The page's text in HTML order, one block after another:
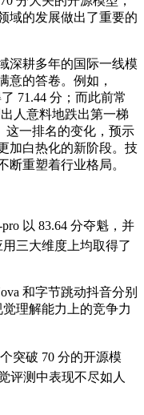
域的发展做出了重要的
深耕多年的国际一线模
意的答卷。例如，
71.44 分；而此前常
出人意料地跌出第一梯
这一排名的变化，预示
加白热化的新阶段。技
断重塑着行业格局。
以 83.64 分夺魁，并
三大维度上均取得了
和字节跳动抖音分别
理解能力上的竞争力
突破 70 分的开源模
评测中表现不尽如人